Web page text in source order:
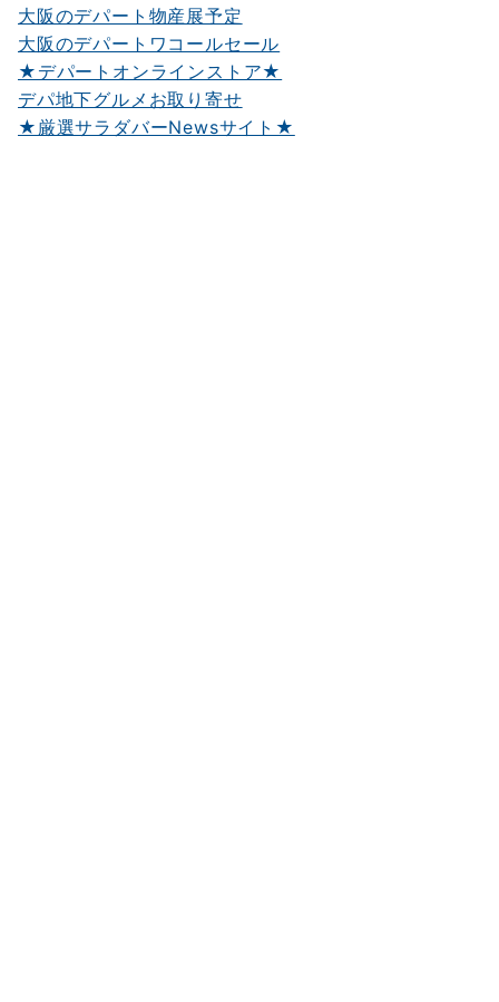
大阪のデパート物産展予定
大阪のデパートワコールセール
★デパートオンラインストア★
デパ地下グルメお取り寄せ
★厳選サラダバーNewsサイト★